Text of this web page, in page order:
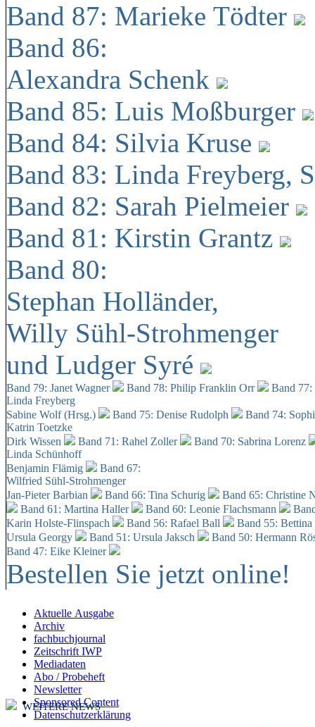
Band 87: Marieke Tödter
Band 86:
Alexandra Schenk
Band 85: Luis Moßburger
Band 84: Silvia Kruse
Band 83: Linda Freyberg,
Band 82: Sarah Pielmeier
Band 81: Kirstin Grantz
Band 80:
Stephan Holländer,
Willy Sühl-Strohmenger
und Ludger Syré
Band 79: Janet Wagner Band 78: Philip Franklin Orr
Band
Linda Freyberg
Sabine Wolf (Hrsg.)
Band 75: Denise Rudolph
Band 74:
Katrin Toetzke
Dirk Wissen
Band 71: Rahel Zoller
Band 70: Sabrina Lorenz
Linda Schünhoff
Benjamin Flämig
Band 67:
Wilfried Sühl-Strohmenger
Jan-Pieter Barbian
Band 66: Tina Schurig
Band 65: Christine
Band 61: Martina Haller
Band 60: Leonie Flachsmann
Karin Holste-Flinspach
Band 56: Rafael Ball
Band 55:
Ursula Georgy
Band 51: Ursula Jaksch Band 50: Hermann
Band 47: Eike Kleiner
Bestellen Sie jetzt online!
Aktuelle Ausgabe
Archiv
fachbuchjournal
Zeitschrift IWP
Mediadaten
Abo / Probeheft
Newsletter
Sponsored Content
Datenschutzerklärung
WEITERE NEWS